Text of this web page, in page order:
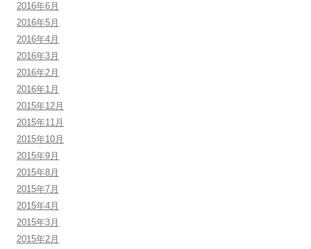
2016年6月
2016年5月
2016年4月
2016年3月
2016年2月
2016年1月
2015年12月
2015年11月
2015年10月
2015年9月
2015年8月
2015年7月
2015年4月
2015年3月
2015年2月